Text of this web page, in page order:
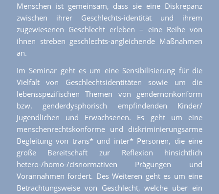
Menschen ist gemeinsam, dass sie eine Diskrepanz
zwischen ihrer Geschlechts-identität und ihrem
zugewiesenen Geschlecht erleben – eine Reihe von
ihnen streben geschlechts-angleichende Maßnahmen
an.
Im Seminar geht es um eine Sensibilisierung für die
Vielfalt von Geschlechtsidentitäten sowie um die
lebensspezifischen Themen von gendernonkonform
bzw. genderdysphorisch empfindenden Kinder/
Jugendlichen und Erwachsenen. Es geht um eine
menschenrechtskonforme und diskriminierungsarme
Begleitung von trans* und inter* Personen, die eine
große Bereitschaft zur Reflexion hinsichtlich
hetero-/homo-/cisnormativen Prägungen und
Vorannahmen fordert. Des Weiteren geht es um eine
Betrachtungsweise von Geschlecht, welche über ein